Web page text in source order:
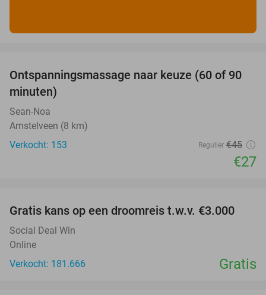
40%
Ontspanningsmassage naar keuze (60 of 90
minuten)
Sean-Noa
Amstelveen (8 km)
Verkocht: 153
Regulier €45
€27
Gratis kans op een droomreis t.w.v. €3.000
Social Deal Win
Online
Verkocht: 181.666
Gratis